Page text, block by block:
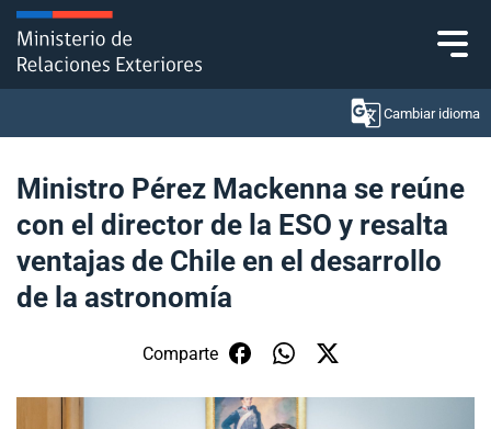
Click acá para ir directamente al contenido
Cambiar idioma
Ministerio
Política Exterior
Ministro Pérez Mackenna se reúne
con el director de la ESO y resalta
ventajas de Chile en el desarrollo
de la astronomía
Comparte